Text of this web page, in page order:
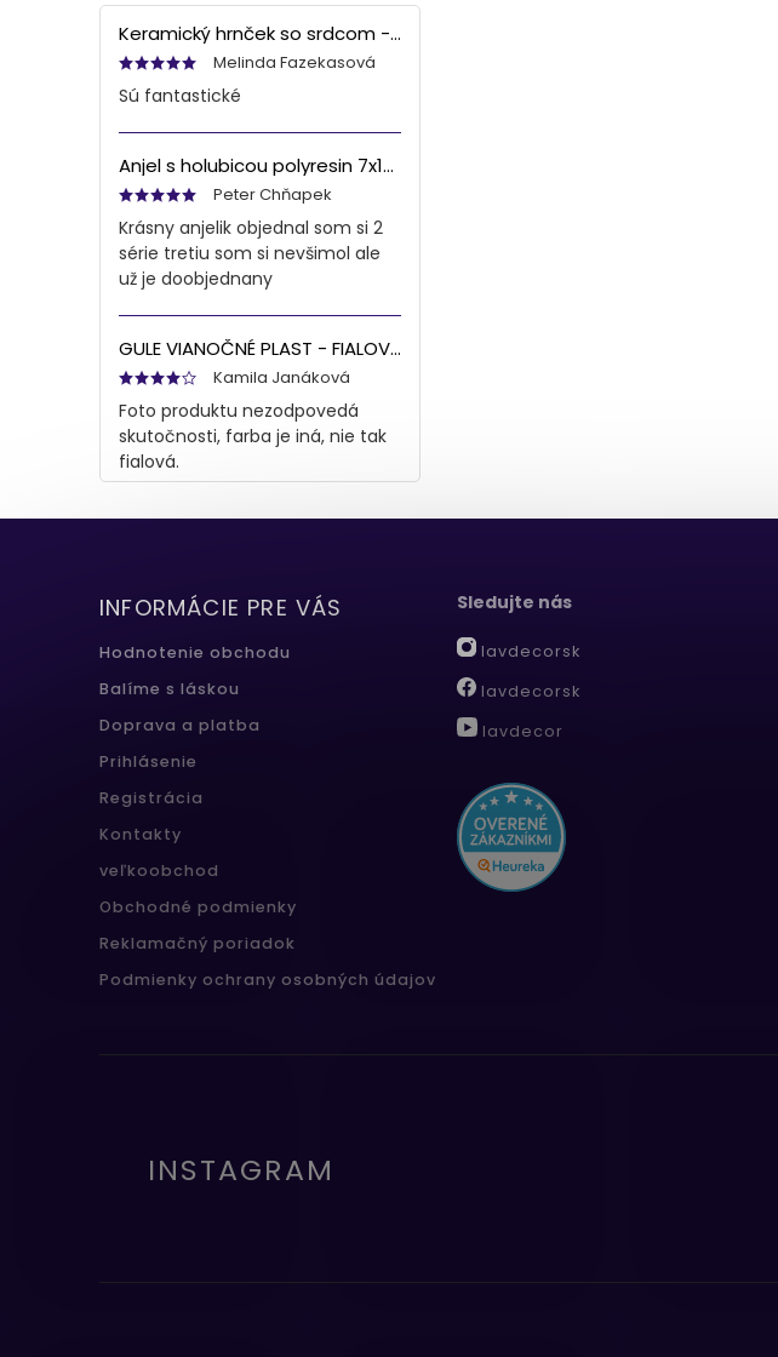
Keramický hrnček so srdcom - bielo šedý, 90ml
Melinda Fazekasová
Sú fantastické
Anjel s holubicou polyresin 7x13x6 cm
Peter Chňapek
Krásny anjelik objednal som si 2
série tretiu som si nevšimol ale
už je doobjednany
GULE VIANOČNÉ PLAST - FIALOVÁ S/8 8CM
Kamila Janáková
Foto produktu nezodpovedá
skutočnosti, farba je iná, nie tak
fialová.
INFORMÁCIE PRE VÁS
Hodnotenie obchodu
Balíme s láskou
Doprava a platba
Prihlásenie
Registrácia
Kontakty
veľkoobchod
Obchodné podmienky
Reklamačný poriadok
Podmienky ochrany osobných údajov
Sledujte nás
lavdecorsk
lavdecorsk
lavdecor
INSTAGRAM